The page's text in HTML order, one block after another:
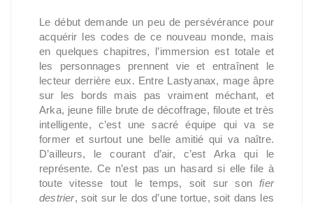
Le début demande un peu de persévérance pour
acquérir les codes de ce nouveau monde, mais
en quelques chapitres, l’immersion est totale et
les personnages prennent vie et entraînent le
lecteur derrière eux. Entre Lastyanax, mage âpre
sur les bords mais pas vraiment méchant, et
Arka, jeune fille brute de décoffrage, filoute et très
intelligente, c’est une sacré équipe qui va se
former et surtout une belle amitié qui va naître.
D’ailleurs, le courant d’air, c’est Arka qui le
représente. Ce n’est pas un hasard si elle file à
toute vitesse tout le temps, soit sur sonfier
destrier, soit sur le dos d’une tortue, soit dans les